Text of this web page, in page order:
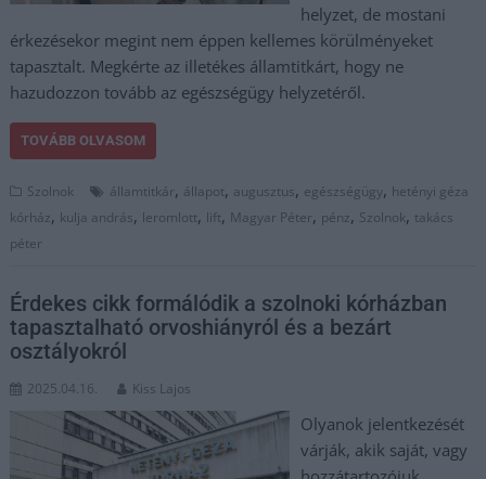
helyzet, de mostani
érkezésekor megint nem éppen kellemes körülményeket
tapasztalt. Megkérte az illetékes államtitkárt, hogy ne
hazudozzon tovább az egészségügy helyzetéről.
TOVÁBB OLVASOM
Szolnok államtitkár, állapot, augusztus, egészségügy, hetényi géza
kórház, kulja andrás, leromlott, lift, Magyar Péter, pénz, Szolnok, takács
péter
Érdekes cikk formálódik a szolnoki kórházban
tapasztalható orvoshiányról és a bezárt
osztályokról
2025.04.16. Kiss Lajos
Olyanok jelentkezését
várják, akik saját, vagy